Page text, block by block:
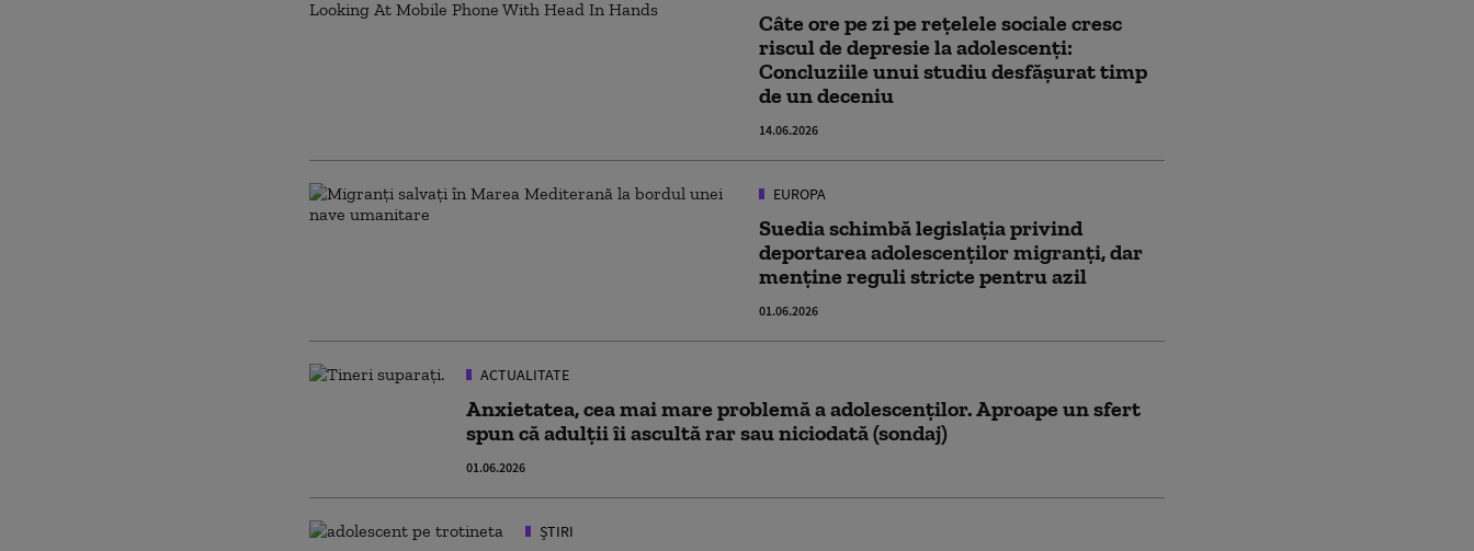
Câte ore pe zi pe rețelele sociale cresc
riscul de depresie la adolescenți:
Concluziile unui studiu desfășurat timp
de un deceniu
14.06.2026
EUROPA
Suedia schimbă legislația privind
deportarea adolescenților migranți, dar
menține reguli stricte pentru azil
01.06.2026
ACTUALITATE
Anxietatea, cea mai mare problemă a adolescenților. Aproape un sfert
spun că adulții îi ascultă rar sau niciodată (sondaj)
01.06.2026
ȘTIRI